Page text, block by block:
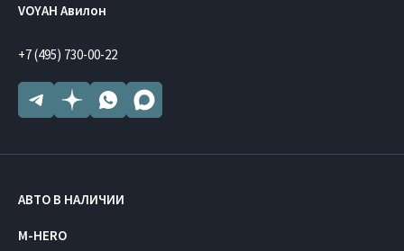
VOYAH Авилон
+7 (495) 730-00-22
АВТО В НАЛИЧИИ
M-HERO